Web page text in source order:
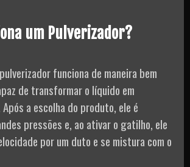
um Pulverizador?
funciona de maneira bem
de transformar o líquido em
a escolha do produto, ele é
pressões e, ao ativar o gatilho, ele
por um duto e se mistura com o